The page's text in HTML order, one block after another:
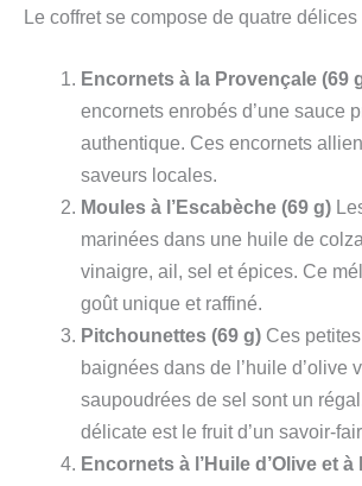
Le coffret se compose de quatre
Encornets à la Provençale (69
encornets enrobés d’une sauce
authentique. Ces encornets
saveurs locales.
Moules à l’Escabèche (69 g)
marinées dans une huile de
vinaigre, ail, sel et épices. Ce
goût unique et raffiné.
Pitchounettes (69 g) Ces
baignées dans de l’huile d’olive
saupoudrées de sel sont un
délicate est le fruit d’un savoir-
Encornets à l’Huile d’Olive et à